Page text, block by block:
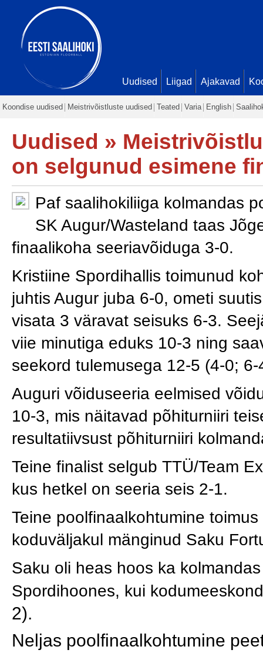
Uudised Liigad Ajakavad
Koondise uudised Meistrivõistluste uudised Teated Varia English
Uudised »
on selgunud esimene
Paf saalihokiliiga kolmandas
SK Augur/Wasteland taas
finaalikoha seeriavõiduga 3-0.
Kristiine Spordihallis toimunud
juhtis Augur juba 6-0, ometi
visata 3 väravat seisuks 6-3.
viie minutiga eduks 10-3 ning
seekord tulemusega 12-5 (4-0;
Auguri võiduseeria eelmised
10-3, mis näitavad põhiturniiri
resultatiivsust põhiturniiri
Teine finalist selgub TTÜ/Team
kus hetkel on seeria seis 2-1.
Teine poolfinaalkohtumine
koduväljakul mänginud Saku
Saku oli heas hoos ka
Spordihoones, kui
2).
Neljas poolfinaalkohtumine